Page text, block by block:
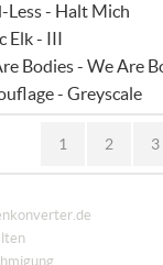
Less - Halt Mich
Elk - III
Bodies - We Are
- Greyscale
1 2 3